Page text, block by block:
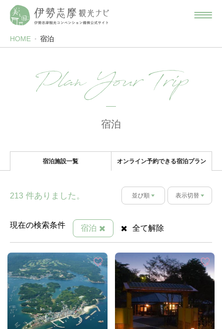
HOME 宿泊
Plan Your Trip
宿泊
宿泊施設一覧 オンライン予約できる宿泊プラン
213 件ありました。 並び順 表示切替
現在の検索条件 宿泊 全て解除